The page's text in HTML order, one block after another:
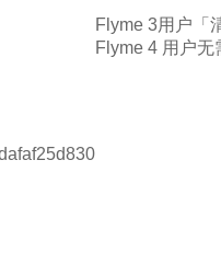
Flyme 3用户「
Flyme 4 用户无